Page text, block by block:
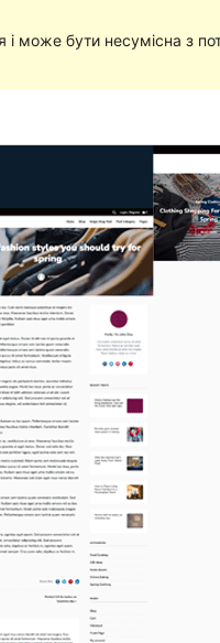
може бути несумісна з
Версія
Last
Active
PHP